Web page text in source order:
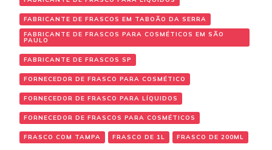
FABRICANTE DE FRASCOS EM TABOÃO DA SERRA
FABRICANTE DE FRASCOS PARA COSMÉTICOS EM SÃO
PAULO
FABRICANTE DE FRASCOS SP
FORNECEDOR DE FRASCO PARA COSMÉTICO
FORNECEDOR DE FRASCO PARA LÍQUIDOS
FORNECEDOR DE FRASCOS PARA COSMÉTICOS
FRASCO COM TAMPA FRASCO DE 1L FRASCO DE 200ML